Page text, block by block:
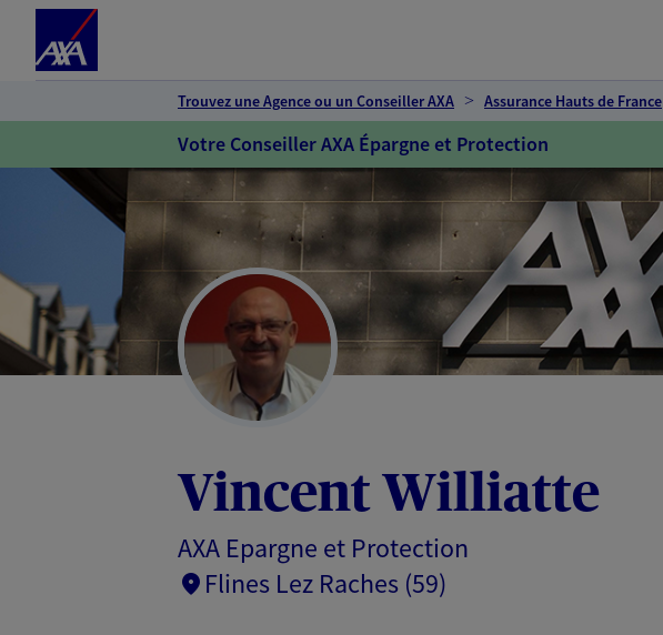
Trouvez une Agence ou un Conseiller AXA Assurance Hauts de France
Votre Conseiller AXA Épargne et Protection
Vincent Williatte
AXA Epargne et Protection
Flines Lez Raches (59)